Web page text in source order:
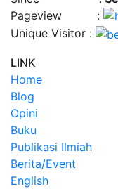
Pageview :
Unique Visitor :
LINK
Home
Blog
Opini
Buku
Publikasi Ilmiah
Berita/Event
English